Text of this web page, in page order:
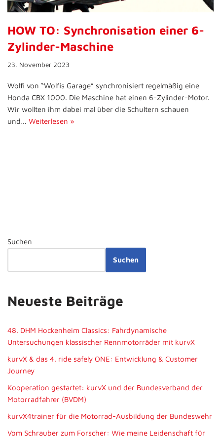
HOW TO: Synchronisation einer 6-
Zylinder-Maschine
23. November 2023
Wolfi von “Wolfis Garage” synchronisiert regelmäßig eine
Honda CBX 1000. Die Maschine hat einen 6-Zylinder-Motor.
Wir wollten ihm dabei mal über die Schultern schauen
und… Weiterlesen »
Suchen
Suchen
Neueste Beiträge
48. DHM Hockenheim Classics: Fahrdynamische
Untersuchungen klassischer Rennmotorräder mit kurvX
kurvX & das 4. ride safely ONE: Entwicklung & Customer
Journey
Kooperation gestartet: kurvX und der Bundesverband der
Motorradfahrer (BVDM)
kurvX4trainer für die Motorrad-Ausbildung der Bundeswehr
Vom Schrauber zum Forscher: Wie meine Leidenschaft für